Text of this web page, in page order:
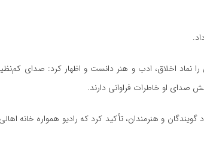
نماد اخلاق، ادب و هنر دانست و اظهار کرد: صدای
او خاطرات فراوانی دارند.
و هنرمندان، تأکید کرد که رادیو همواره خانه